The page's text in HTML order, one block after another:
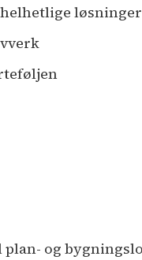
løsninger
og